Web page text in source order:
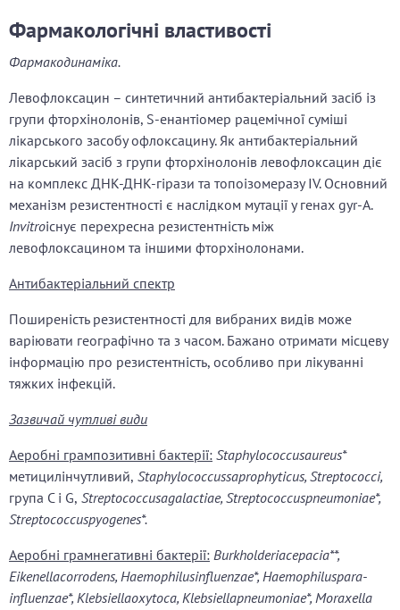
Фармакологічні властивості
Фармакодинаміка.
Левофлоксацин – синтетичний антибактеріальний засіб із
групи фторхінолонів, S-енантіомер рацемічної суміші
лікарського засобу офлоксацину. Як антибактеріальний
лікарський засіб з групи фторхінолонів левофлоксацин діє
на комплекс ДНК-ДНК-гірази та топоізомеразу ІV. Основний
механізм резистентності є наслідком мутації у генах gyr-A.
Invitroіснує перехресна резистентність між
левофлоксацином та іншими фторхінолонами.
Антибактеріальний спектр
Поширеність резистентності для вибраних видів може
варіювати географічно та з часом. Бажано отримати місцеву
інформацію про резистентність, особливо при лікуванні
тяжких інфекцій.
Зазвичай чутливі види
Аеробні грампозитивні бактерії: Staphylococcusaureus*
метицилінчутливий, Staphylococcussaprophyticus, Streptococci,
група С і G, Streptococcusagalactiae, Streptococcuspneumoniae*,
Streptococcuspyogenes*.
Аеробні грамнегативні бактерії: Burkholderiacepacia**,
Eikenellacorrodens, Haemophilusinfluenzae*, Haemophiluspara-
influenzae*, Klebsiellaoxytoca, Klebsiellapneumoniae*, Moraxella